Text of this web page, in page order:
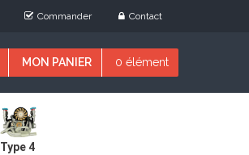
Commander Contact
MON PANIER 0 élément
Type 4